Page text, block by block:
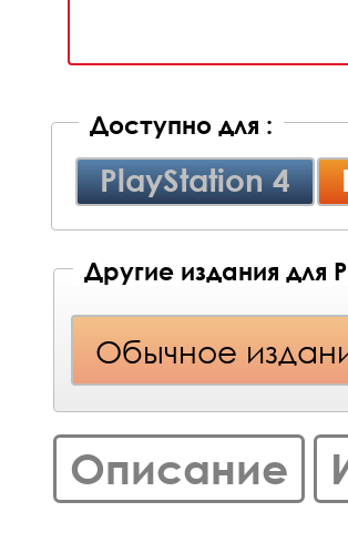
Доступно для :
PlayStation 4
Другие издания для
Обычное
Описание